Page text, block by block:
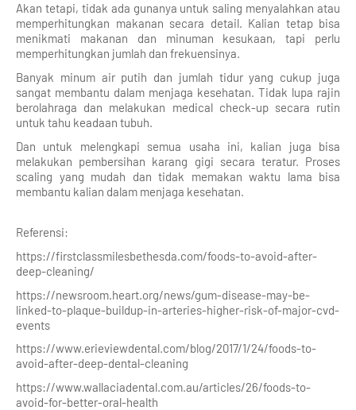
Akan tetapi, tidak ada gunanya untuk saling menyalahkan atau
memperhitungkan makanan secara detail. Kalian tetap bisa
menikmati makanan dan minuman kesukaan, tapi perlu
memperhitungkan jumlah dan frekuensinya.
Banyak minum air putih dan jumlah tidur yang cukup juga
sangat membantu dalam menjaga kesehatan. Tidak lupa rajin
berolahraga dan melakukan medical check-up secara rutin
untuk tahu keadaan tubuh.
Dan untuk melengkapi semua usaha ini, kalian juga bisa
melakukan pembersihan karang gigi secara teratur. Proses
scaling yang mudah dan tidak memakan waktu lama bisa
membantu kalian dalam menjaga kesehatan.
Referensi:
https://firstclassmilesbethesda.com/foods-to-avoid-after-
deep-cleaning/
https://newsroom.heart.org/news/gum-disease-may-be-
linked-to-plaque-buildup-in-arteries-higher-risk-of-major-cvd-
events
https://www.erieviewdental.com/blog/2017/1/24/foods-to-
avoid-after-deep-dental-cleaning
https://www.wallaciadental.com.au/articles/26/foods-to-
avoid-for-better-oral-health